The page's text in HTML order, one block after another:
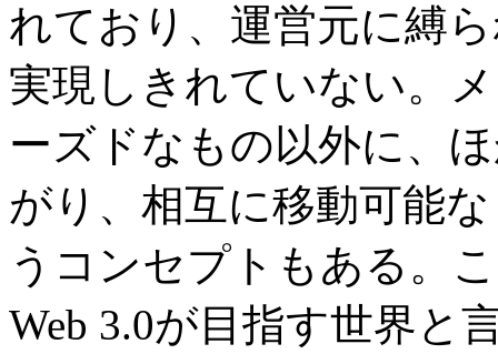
れており、運営元に縛
実現しきれていない。
ーズドなもの以外に、
がり、相互に移動可能
うコンセプトもある。
Web 3.0が目指す世界と